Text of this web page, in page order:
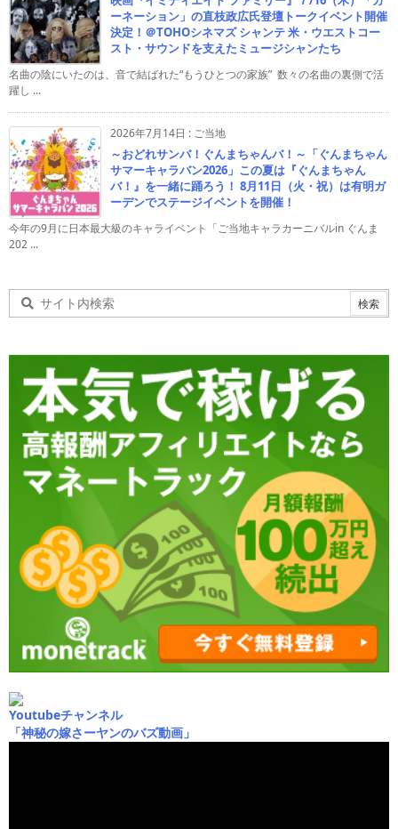
ーネーション」の直枝政広氏登壇トークイベント開催
決定！＠TOHOシネマズ シャンテ 米・ウエストコー
スト・サウンドを支えたミュージシャンたち
名曲の陰にいたのは、音で結ばれた“もうひとつの家族” 数々の名曲の裏側で活
躍し ...
2026年7月14日 : ご当地
～おどれサンバ！ぐんまちゃんバ！～「ぐんまちゃん
サマーキャラバン2026」この夏は『ぐんまちゃん
バ！』を一緒に踊ろう！ 8月11日（火・祝）は有明ガ
ーデンでステージイベントを開催！
今年の9月に日本最大級のキャライベント「ご当地キャラカーニバルin ぐんま
202 ...
Youtubeチャンネル
「神秘の嫁さーヤンのバズ動画」